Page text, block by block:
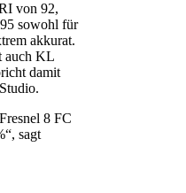
von 92,
sowohl für
akkurat.
auch KL
damit
8 FC
sagt